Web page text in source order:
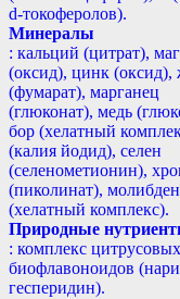
d-токоферолов).
Минералы
: кальций (цитрат),
(оксид), цинк (оксид),
(фумарат), марганец
(глюконат), медь
бор (хелатный
(калия йодид), селен
(селенометионин),
(пиколинат), молибден
(хелатный комплекс).
Природные
: комплекс цитрусовых
биофлавоноидов
гесперидин).